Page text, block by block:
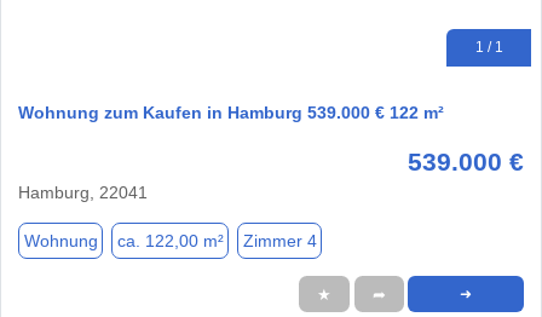
1 / 1
Wohnung zum Kaufen in Hamburg 539.000 € 122 m²
539.000 €
Hamburg, 22041
Wohnung ca. 122,00 m² Zimmer 4
★ ➦ ➜